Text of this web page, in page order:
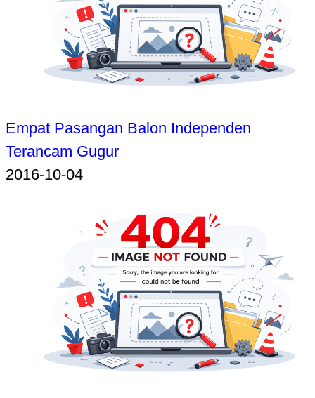
Empat Pasangan Balon Independen
Terancam Gugur
2016-10-04